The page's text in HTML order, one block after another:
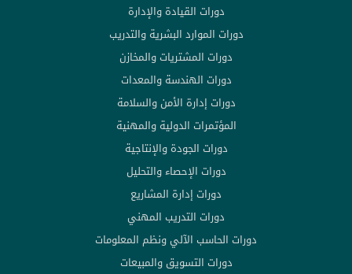
دورات القيادة والإدارة
دورات الموارد البشرية والتدريب
دورات المشتريات والمخازن
دورات الهندسة والمعدات
دورات إدارة الأمن والسلامة
المؤتمرات الدولية والمهنية
دورات الجودة والإنتاجية
دورات الإحصاء والتحليل
دورات إدارة المشاريع
دورات التدريب المهني
دورات الحاسب الآلي ونظم المعلومات
دورات التسويق والمبيعات